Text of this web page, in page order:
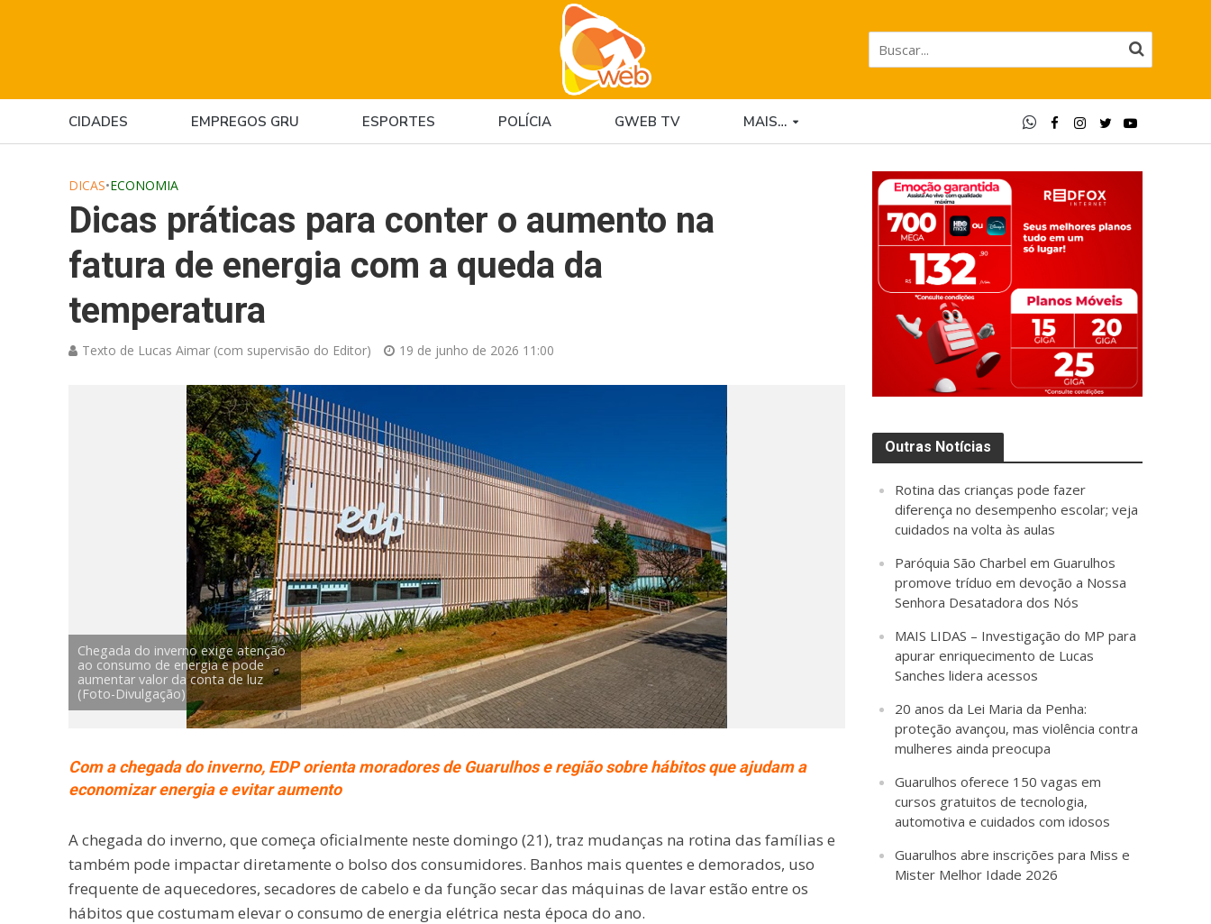
CIDADES EMPREGOS GRU ESPORTES POLÍCIA GWEB TV MAIS…
DICAS•ECONOMIA
Dicas práticas para conter o aumento na
fatura de energia com a queda da
temperatura
Texto de Lucas Aimar (com supervisão do Editor) 19 de junho de 2026 11:00
Chegada do inverno exige atenção
ao consumo de energia e pode
aumentar valor da conta de luz
(Foto-Divulgação)
Com a chegada do inverno, EDP orienta moradores de Guarulhos e região sobre hábitos que ajudam a
economizar energia e evitar aumento
A chegada do inverno, que começa oficialmente neste domingo (21), traz mudanças na rotina das famílias e
também pode impactar diretamente o bolso dos consumidores. Banhos mais quentes e demorados, uso
frequente de aquecedores, secadores de cabelo e da função secar das máquinas de lavar estão entre os
hábitos que costumam elevar o consumo de energia elétrica nesta época do ano.
Outras Notícias
Rotina das crianças pode fazer
diferença no desempenho escolar; veja
cuidados na volta às aulas
Paróquia São Charbel em Guarulhos
promove tríduo em devoção a Nossa
Senhora Desatadora dos Nós
MAIS LIDAS – Investigação do MP para
apurar enriquecimento de Lucas
Sanches lidera acessos
20 anos da Lei Maria da Penha:
proteção avançou, mas violência contra
mulheres ainda preocupa
Guarulhos oferece 150 vagas em
cursos gratuitos de tecnologia,
automotiva e cuidados com idosos
Guarulhos abre inscrições para Miss e
Mister Melhor Idade 2026